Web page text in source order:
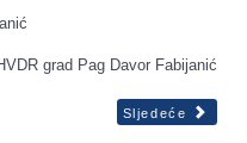
grad Pag Davor Fabijanić
Sljedeće